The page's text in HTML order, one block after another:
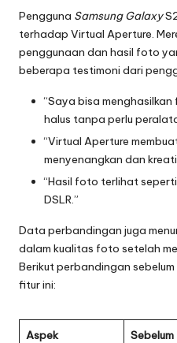
Pengguna Samsung Galaxy
terhadap Virtual Aperture.
penggunaan dan hasil foto
beberapa testimoni dari
“Saya bisa
halus tanpa perlu
“Virtual Aperture
menyenangkan dan
“Hasil foto terlihat
DSLR.”
Data perbandingan juga
dalam kualitas foto setelah
Berikut perbandingan
fitur ini:
Aspek Sebelum